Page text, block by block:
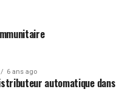
6 ans ago
automatique dans